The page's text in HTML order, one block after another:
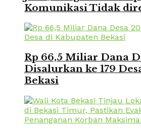
Komunikasi Tidak
Rp 66,5 Miliar Dana
Disalurkan ke 179
Bekasi